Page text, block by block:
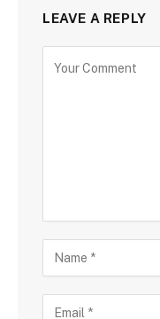
LEAVE A REPLY